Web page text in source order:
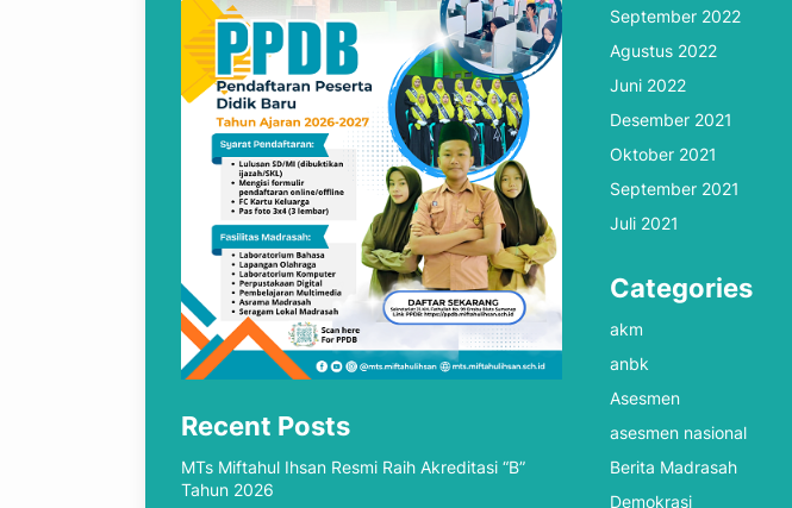
Recent Posts
MTs Miftahul Ihsan Resmi Raih Akreditasi “B”
Tahun 2026
September 2022
Agustus 2022
Juni 2022
Desember 2021
Oktober 2021
September 2021
Juli 2021
Categories
akm
anbk
Asesmen
asesmen nasional
Berita Madrasah
Demokrasi